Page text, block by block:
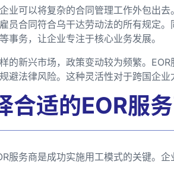
业可以将复杂的合同管理工作外包出
员合同符合乌干达劳动法的所有规定
事务，让企业专注于核心业务发展。
的新兴市场，政策变动较为频繁。
避法律风险。这种灵活性对于跨国企业
合适的EOR服务
服务商是成功实施用工模式的关键。企